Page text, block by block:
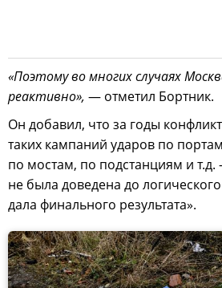
«Поэтому во многих случаях
реактивно», — отметил Бортник.
Он добавил, что за годы
таких кампаний ударов по
по мостам, по подстанциям и т.д.
не была доведена до
дала финального результата».